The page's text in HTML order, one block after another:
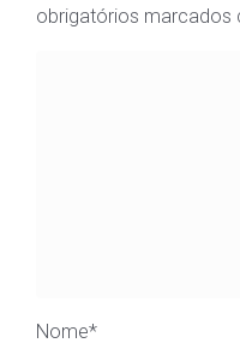
obrigatórios marcados
Nome*